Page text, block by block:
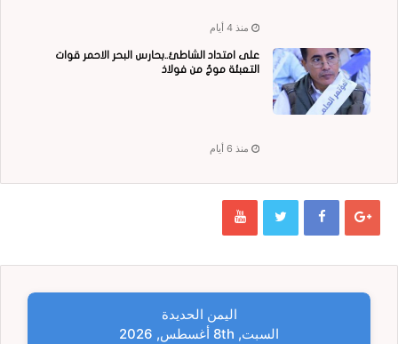
منذ 4 أيام
على امتداد الشاطئ..بحارس البحر الاحمر قوات
التعبئة موجٌ من فولاذ
منذ 6 أيام
اليمن الحديدة
السبت, 8th أغسطس, 2026